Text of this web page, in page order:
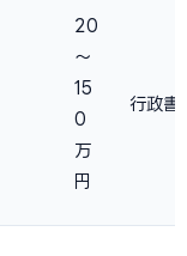
20
〜
15
0
万
円
行政書